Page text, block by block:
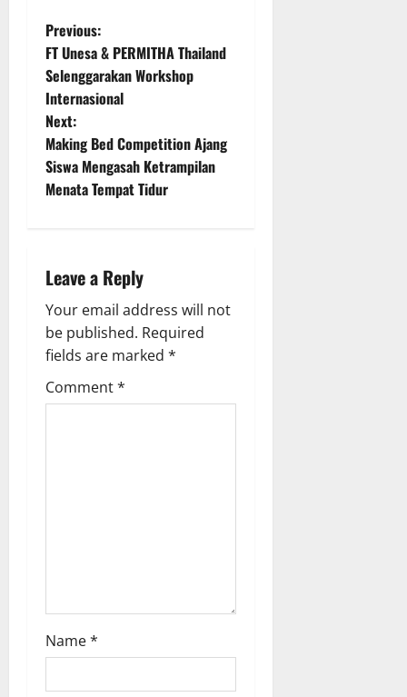
P
o
s
t
n
v
i
g
a
t
Previous:
FT Unesa & PERMITHA Thailand
Selenggarakan Workshop
Internasional
Next:
Making Bed Competition Ajang
Siswa Mengasah Ketrampilan
Menata Tempat Tidur
Leave a Reply
Your email address will not
be published. Required
fields are marked *
Comment*
Name*